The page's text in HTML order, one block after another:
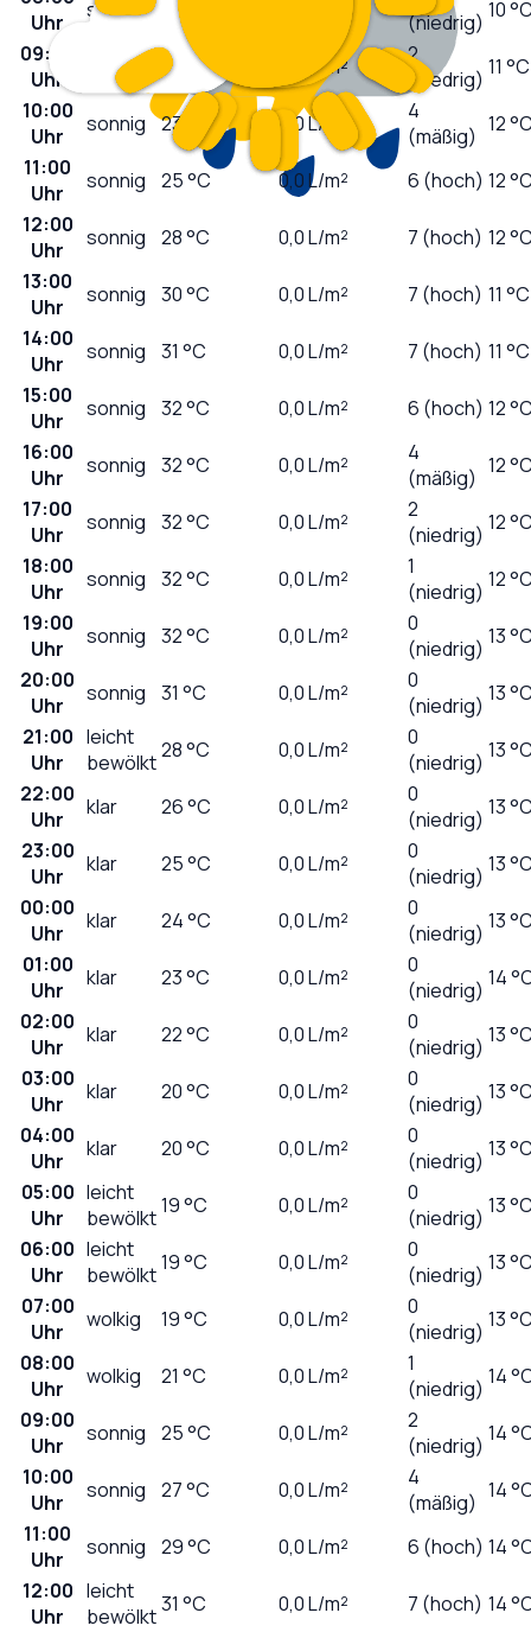
Uhr
sonnig 19
(niedrig) 10
09:00
Uhr
sonnig 21 °C L/m²
2
(niedrig) 11 °C
10:00
Uhr
sonnig 23 °C 0,0L/m²
4
(mäßig) 12
11:00
Uhr
sonnig 25°C 0,0 L/m² 6 (hoch) 12
12:00
Uhr
sonnig 28°C 0,0L/m² 7 (hoch) 12
13:00
Uhr
sonnig 30°C 0,0L/m² 7 (hoch) 11 °C
14:00
Uhr
sonnig 31 °C 0,0L/m² 7 (hoch) 11 °C
15:00
Uhr
sonnig 32°C 0,0L/m² 6 (hoch) 12
16:00
Uhr
sonnig 32°C 0,0L/m²
4
(mäßig) 12
17:00
Uhr
sonnig 32°C 0,0L/m²
2
(niedrig) 12
18:00
Uhr
sonnig 32°C 0,0L/m²
1
(niedrig) 12
19:00
Uhr
sonnig 32°C 0,0L/m²
0
(niedrig) 13
20:00
Uhr
sonnig 31 °C 0,0L/m²
0
(niedrig) 13
21:00
Uhr
leicht
bewölkt28°C 0,0L/m²
0
(niedrig) 13
22:00
Uhr
klar 26°C 0,0L/m²
0
(niedrig) 13
23:00
Uhr
klar 25°C 0,0L/m²
0
(niedrig) 13
00:00
Uhr
klar 24°C 0,0L/m²
0
(niedrig) 13
01:00
Uhr
klar 23°C 0,0L/m²
0
(niedrig) 14
02:00
Uhr
klar 22°C 0,0L/m²
0
(niedrig) 13
03:00
Uhr
klar 20°C 0,0L/m²
0
(niedrig) 13
04:00
Uhr
klar 20°C 0,0L/m²
0
(niedrig) 13
05:00
Uhr
leicht
bewölkt19°C 0,0L/m²
0
(niedrig) 13
06:00
Uhr
leicht
bewölkt19°C 0,0L/m²
0
(niedrig) 13
07:00
Uhr
wolkig 19°C 0,0L/m²
0
(niedrig) 13
08:00
Uhr
wolkig 21 °C 0,0L/m²
1
(niedrig) 14
09:00
Uhr
sonnig 25°C 0,0L/m²
2
(niedrig) 14
10:00
Uhr
sonnig 27°C 0,0L/m²
4
(mäßig) 14
11:00
Uhr
sonnig 29°C 0,0L/m² 6 (hoch) 14
12:00
Uhr
leicht
bewölkt31 °C 0,0L/m² 7 (hoch) 14